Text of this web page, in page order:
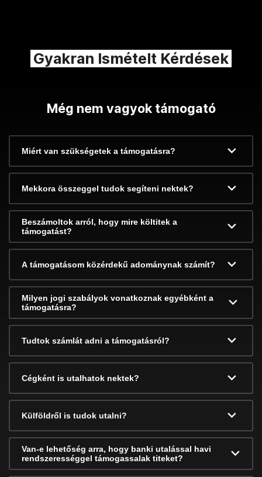
Gyakran Ismételt Kérdések
Még nem vagyok támogató
Miért van szükségetek a támogatásra?
Mekkora összeggel tudok segíteni nektek?
Beszámoltok arról, hogy mire költitek a
támogatást?
A támogatásom közérdekű adománynak számít?
Milyen jogi szabályok vonatkoznak egyébként a
támogatásra?
Tudtok számlát adni a támogatásról?
Cégként is utalhatok nektek?
Külföldről is tudok utalni?
Van-e lehetőség arra, hogy banki utalással havi
rendszerességgel támogassalak titeket?